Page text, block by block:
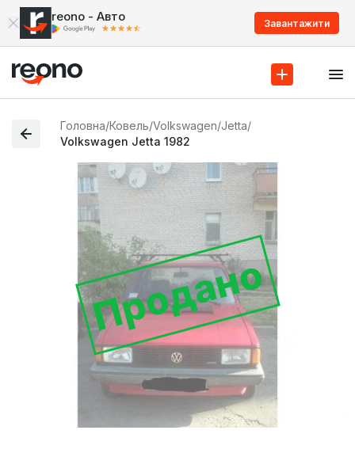
reono - Авто Завантажити
Головна/Ковель/Volkswagen/Jetta/
Volkswagen Jetta 1982
Продано